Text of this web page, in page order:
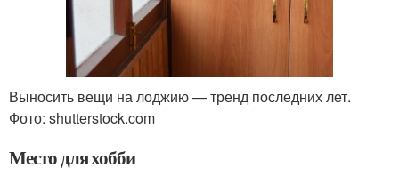
Выносить вещи на лоджию — тренд последних лет.
Фото: shutterstock.com
Место для хобби